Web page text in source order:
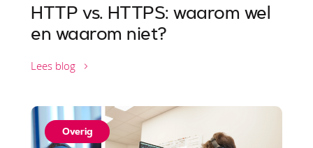
HTTP vs. HTTPS: waarom wel
en waarom niet?
Lees blog
Overig